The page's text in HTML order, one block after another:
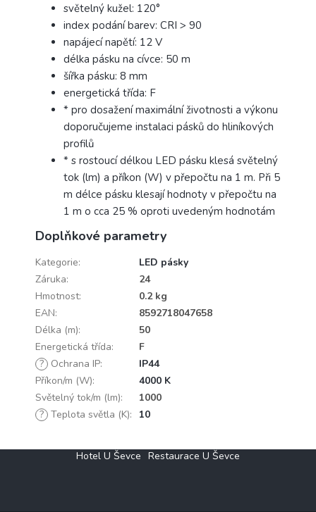
světelný kužel: 120°
index podání barev: CRI > 90
napájecí napětí: 12 V
délka pásku na cívce: 50 m
šířka pásku: 8 mm
energetická třída: F
* pro dosažení maximální životnosti a výkonu
doporučujeme instalaci pásků do hliníkových
profilů
* s rostoucí délkou LED pásku klesá světelný
tok (lm) a příkon (W) v přepočtu na 1 m. Při 5
m délce pásku klesají hodnoty v přepočtu na
1 m o cca 25 % oproti uvedeným hodnotám
Doplňkové parametry
Kategorie:
LED pásky
Záruka:
24
Hmotnost:
0.2 kg
EAN:
8592718047658
Délka (m):
50
Energetická třída:
F
? Ochrana IP:
IP44
Příkon/m (W):
4000 K
Světelný tok/m (lm):
1000
? Teplota světla (K): 10
Hotel U Ševce Restaurace U Ševce